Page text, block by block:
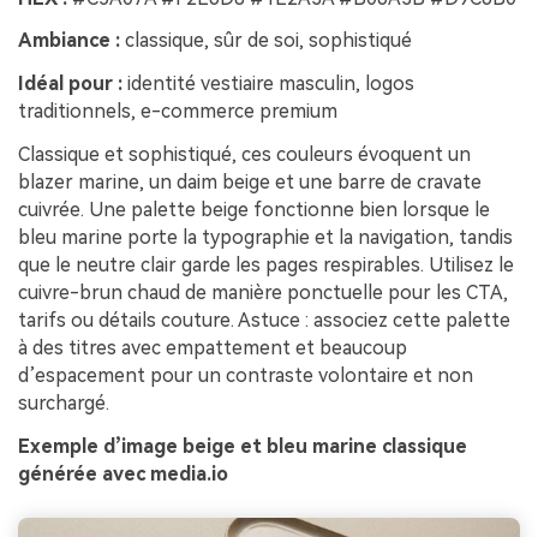
Ambiance : classique, sûr de soi, sophistiqué
Idéal pour : identité vestiaire masculin, logos
traditionnels, e-commerce premium
Classique et sophistiqué, ces couleurs évoquent un
blazer marine, un daim beige et une barre de cravate
cuivrée. Une palette beige fonctionne bien lorsque le
bleu marine porte la typographie et la navigation, tandis
que le neutre clair garde les pages respirables. Utilisez le
cuivre-brun chaud de manière ponctuelle pour les CTA,
tarifs ou détails couture. Astuce : associez cette palette
à des titres avec empattement et beaucoup
d’espacement pour un contraste volontaire et non
surchargé.
Exemple d’image beige et bleu marine classique
générée avec media.io